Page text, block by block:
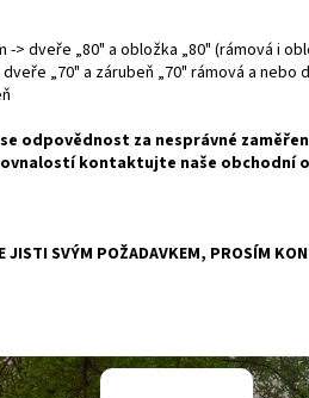
-> dveře „80" a obložka „80" (rámová i
„70" a zárubeň „70" rámová a nebo
odpovědnost za nesprávné
kontaktujte naše obchodní
JISTI SVÝM POŽADAVKEM, PROSÍM